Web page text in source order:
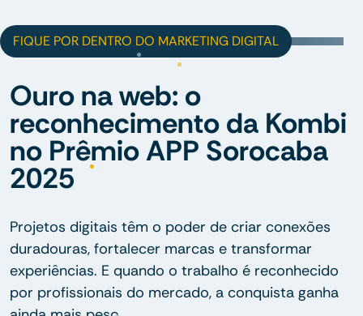
FIQUE POR DENTRO DO MARKETING DIGITAL
Ouro na web: o
reconhecimento da Kombi
no Prêmio APP Sorocaba
2025
Projetos digitais têm o poder de criar conexões
duradouras, fortalecer marcas e transformar
experiências. E quando o trabalho é reconhecido
por profissionais do mercado, a conquista ganha